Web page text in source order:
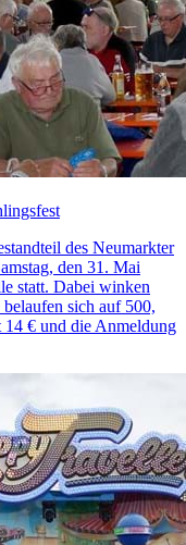
des Neumarkter
den 31. Mai
statt. Dabei winken
sich auf 500,
14 € und die Anmeldung